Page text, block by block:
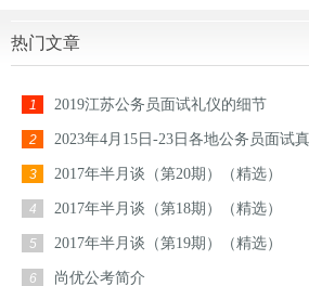
热门文章
1 2019江苏公务员面试礼仪的细节
2 2023年4月15日-23日各地公务员面试
3 2017年半月谈（第20期）（精选）
4 2017年半月谈（第18期）（精选）
5 2017年半月谈（第19期）（精选）
6 尚优公考简介